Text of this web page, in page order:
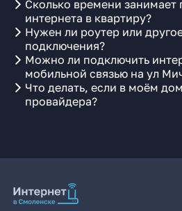
Сколько времени занимает
интернета в квартиру?
Нужен ли роутер или
подключения?
Можно ли подключить
мобильной связью на ул
Что делать, если в моём
провайдера?